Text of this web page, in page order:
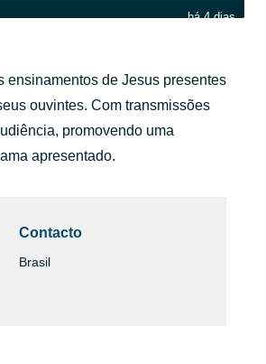
há 4 dias
ensinamentos de Jesus presentes
ouvintes. Com transmissões
promovendo uma
apresentado.
Contacto
Brasil